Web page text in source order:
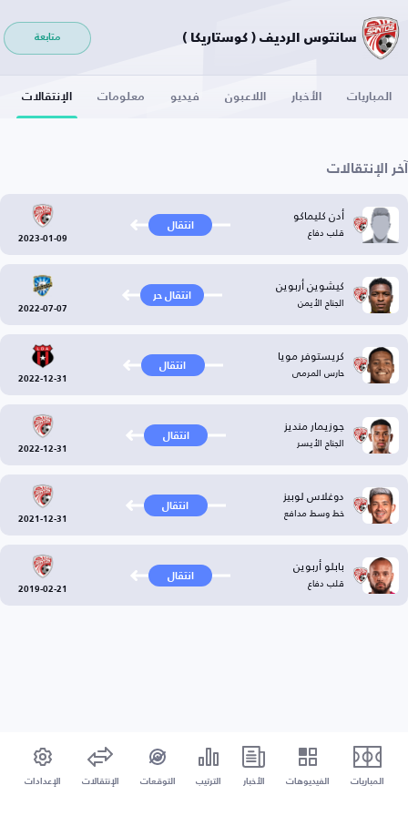
سانتوس الرديف ( كوستاريكا ) متابعة
المباريات الأخبار اللاعبون فيديو معلومات الإنتقالات
آخر الإنتقالات
أدن كليماكو
قلب دفاع انتقال
2023-01-09
كيشوين أربوين
الجناح الأيمن انتقال حر
2022-07-07
كريستوفر مويا
حارس المرمى انتقال
2022-12-31
جوزيمار منديز
الجناح الأيسر انتقال
2022-12-31
دوغلاس لوبيز
خط وسط مدافع انتقال
2021-12-31
بابلو أربوين
قلب دفاع انتقال
2019-02-21
المباريات الفيديوهات الأخبار الترتيب التوقعات الإنتقالات الإعدادات